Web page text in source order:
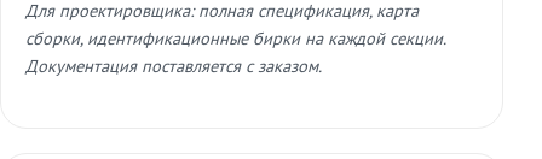
Для проектировщика: полная спецификация, карта
сборки, идентификационные бирки на каждой секции.
Документация поставляется с заказом.